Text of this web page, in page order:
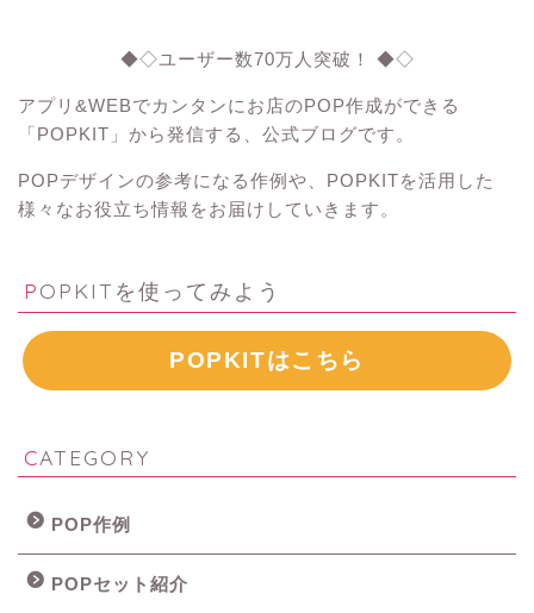
◆◇ユーザー数70万人突破！ ◆◇
アプリ&WEBでカンタンにお店のPOP作成ができる
「POPKIT」から発信する、公式ブログです。
POPデザインの参考になる作例や、POPKITを活用した
様々なお役立ち情報をお届けしていきます。
POPKITを使ってみよう
POPKITはこちら
CATEGORY
POP作例
POPセット紹介